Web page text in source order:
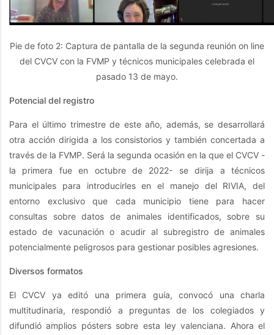
Pie de foto 2: Captura de pantalla de la segunda reunión on line
del CVCV con la FVMP y técnicos municipales celebrada el
pasado 13 de mayo.
Potencial del registro
Para el último trimestre de este año, además, se desarrollará
otra acción dirigida a los consistorios y también concertada a
través de la FVMP. Será la segunda ocasión en la que el CVCV -
la primera fue en octubre de 2022- se dirija a técnicos
municipales para introducirles en el manejo del RIVIA, del
entorno exclusivo que cada municipio tiene para hacer
consultas sobre datos de animales identificados, sobre su
estado de vacunación o acudir al subregistro de animales
potencialmente peligrosos para gestionar posibles agresiones.
Diversos formatos
El CVCV ya editó una primera guía, convocó una charla
multitudinaria, respondió a preguntas de los colegiados y
difundió amplios pósters sobre esta ley valenciana. Ahora el